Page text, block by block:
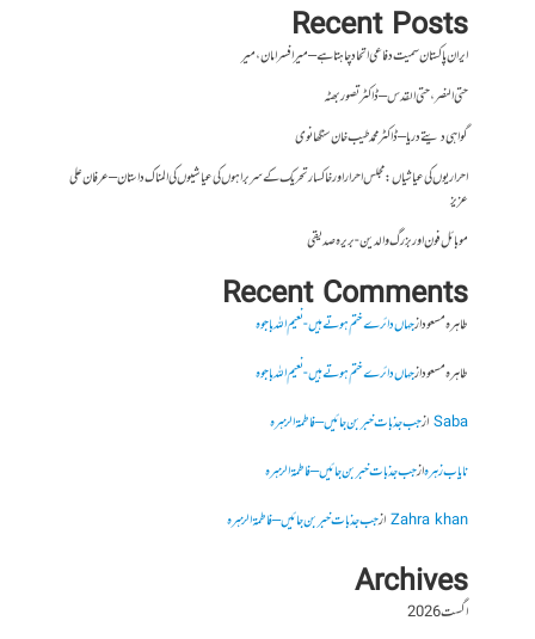
Recent Posts
ایران پاکستان سمیت دفاعی اتحاد چاہتا ہے – میر افسر امان،میر
حتی النصر ، حتی القدس – ڈاکٹر تصور بھٹہ
گواہی دیتے دریا – ڈاکٹر محمد طیب خان سنگھانوی
احراریوں کی عیاشیاں : مجلس احرار اور خاکسار تحریک کے سربراہوں کی عیاشیوں کی المناک داستان – عرفان علی
عزیز
موبائل فون اور بزرگ والدین- بریرہ صدیقی
Recent Comments
طاہرہ مسعودازجہاں دائرے ختم ہوتے ہیں- نعیم اللہ باجوہ
طاہرہ مسعودازجہاں دائرے ختم ہوتے ہیں- نعیم اللہ باجوہ
Sabaازجب جذبات خبر بن جائیں – فاطمۃالزہرہ
نایاب زہرہازجب جذبات خبر بن جائیں – فاطمۃالزہرہ
Zahra khanازجب جذبات خبر بن جائیں – فاطمۃالزہرہ
Archives
اگست 2026